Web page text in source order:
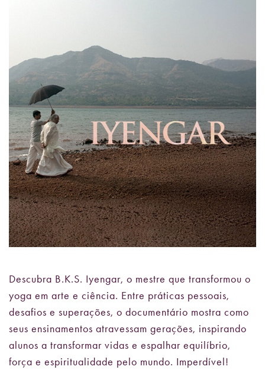
Descubra B.K.S. Iyengar, o mestre que transformou o
yoga em arte e ciência. Entre práticas pessoais,
desafios e superações, o documentário mostra como
seus ensinamentos atravessam gerações, inspirando
alunos a transformar vidas e espalhar equilíbrio,
força e espiritualidade pelo mundo. Imperdível!